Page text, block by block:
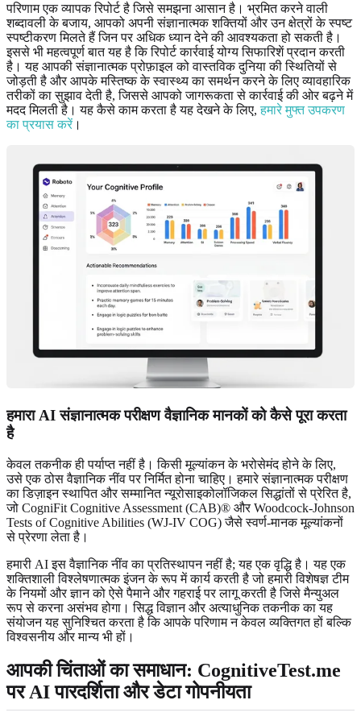
परिणाम एक व्यापक रिपोर्ट है जिसे समझना आसान है। भ्रमित करने वाली
शब्दावली के बजाय, आपको अपनी संज्ञानात्मक शक्तियों और उन क्षेत्रों के स्पष्ट
स्पष्टीकरण मिलते हैं जिन पर अधिक ध्यान देने की आवश्यकता हो सकती है।
इससे भी महत्वपूर्ण बात यह है कि रिपोर्ट कार्रवाई योग्य सिफारिशें प्रदान करती
है। यह आपकी संज्ञानात्मक प्रोफ़ाइल को वास्तविक दुनिया की स्थितियों से
जोड़ती है और आपके मस्तिष्क के स्वास्थ्य का समर्थन करने के लिए व्यावहारिक
तरीकों का सुझाव देती है, जिससे आपको जागरूकता से कार्रवाई की ओर बढ़ने में
मदद मिलती है। यह कैसे काम करता है यह देखने के लिए,हमारे मुफ्त उपकरण
का प्रयास करें ।
हमारा AI संज्ञानात्मक परीक्षण वैज्ञानिक मानकों को कैसे पूरा करता
है
केवल तकनीक ही पर्याप्त नहीं है। किसी मूल्यांकन के भरोसेमंद होने के लिए,
उसे एक ठोस वैज्ञानिक नींव पर निर्मित होना चाहिए। हमारे संज्ञानात्मक परीक्षण
का डिज़ाइन स्थापित और सम्मानित न्यूरोसाइकोलॉजिकल सिद्धांतों से प्रेरित है,
जो CogniFit Cognitive Assessment (CAB)® और Woodcock-Johnson
Tests of Cognitive Abilities (WJ-IV COG) जैसे स्वर्ण-मानक मूल्यांकनों
से प्रेरणा लेता है।
हमारी AI इस वैज्ञानिक नींव का प्रतिस्थापन नहीं है; यह एक वृद्धि है। यह एक
शक्तिशाली विश्लेषणात्मक इंजन के रूप में कार्य करती है जो हमारी विशेषज्ञ टीम
के नियमों और ज्ञान को ऐसे पैमाने और गहराई पर लागू करती है जिसे मैन्युअल
रूप से करना असंभव होगा। सिद्ध विज्ञान और अत्याधुनिक तकनीक का यह
संयोजन यह सुनिश्चित करता है कि आपके परिणाम न केवल व्यक्तिगत हों बल्कि
विश्वसनीय और मान्य भी हों।
आपकी चिंताओं का समाधान: CognitiveTest.me
पर AI पारदर्शिता और डेटा गोपनीयता